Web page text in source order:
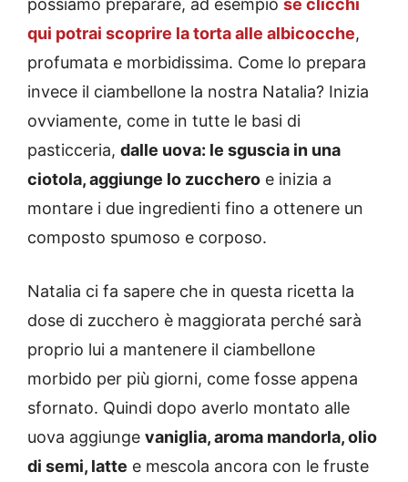
possiamo preparare, ad esempio se clicchi
qui potrai scoprire la torta alle albicocche,
profumata e morbidissima. Come lo prepara
invece il ciambellone la nostra Natalia? Inizia
ovviamente, come in tutte le basi di
pasticceria, dalle uova: le sguscia in una
ciotola, aggiunge lo zucchero e inizia a
montare i due ingredienti fino a ottenere un
composto spumoso e corposo.
Natalia ci fa sapere che in questa ricetta la
dose di zucchero è maggiorata perché sarà
proprio lui a mantenere il ciambellone
morbido per più giorni, come fosse appena
sfornato. Quindi dopo averlo montato alle
uova aggiunge vaniglia, aroma mandorla, olio
di semi, latte e mescola ancora con le fruste